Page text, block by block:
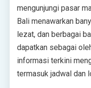
mengunjungi pasar
Bali menawarkan
lezat, dan berbagai
dapatkan sebagai
informasi terkini
termasuk jadwal dan